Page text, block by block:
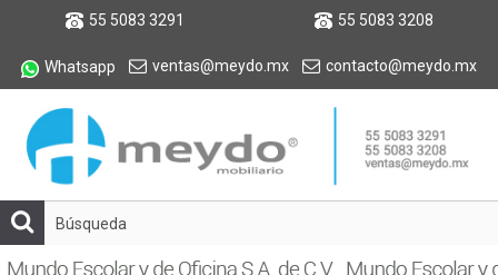
55 5083 3291 55 5083 3208
Whatsapp ventas@meydo.mx contacto@meydo.mx